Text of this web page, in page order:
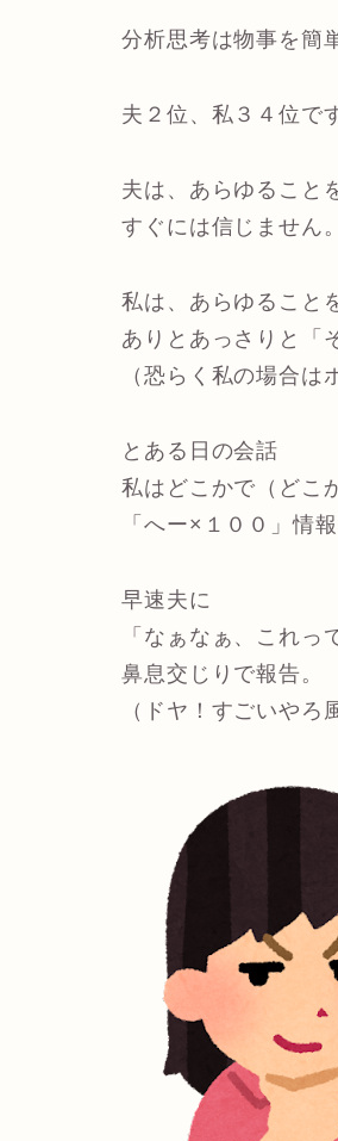
分析思考は物事を簡
夫２位、私３４位で
夫は、あらゆること
すぐには信じません
私は、あらゆること
ありとあっさりと「
（恐らく私の場合は
とある日の会話
私はどこかで（どこ
「へー×１００」情
早速夫に
「なぁなぁ、これ
鼻息交じりで報告。
（ドヤ！すごいやろ